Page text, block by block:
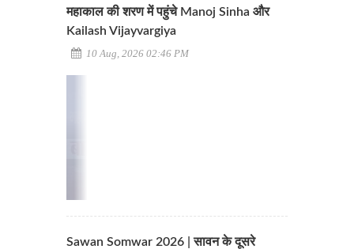
महाकाल की शरण में पहुंचे Manoj Sinha और
Kailash Vijayvargiya
10 Aug, 2026 02:46 PM
Sawan Somwar 2026 | सावन के दूसरे